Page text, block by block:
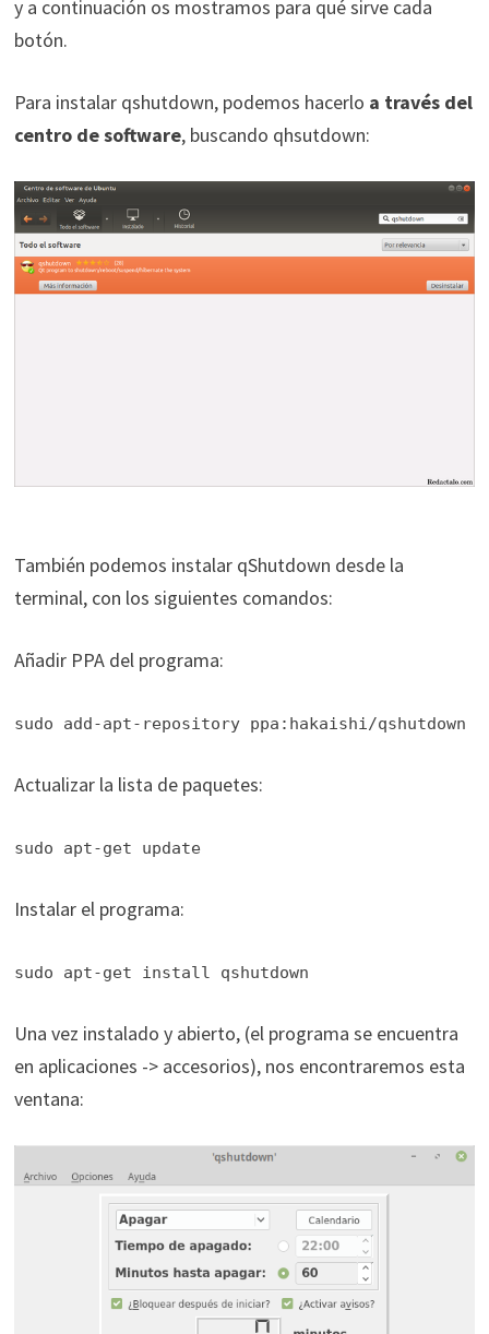
y a continuación os mostramos para qué sirve cada
botón.
Para instalar qshutdown, podemos hacerlo a través del
centro de software, buscando qhsutdown:
También podemos instalar qShutdown desde la
terminal, con los siguientes comandos:
Añadir PPA del programa:
sudo add-apt-repository ppa:hakaishi/qshutdown
Actualizar la lista de paquetes:
sudo apt-get update
Instalar el programa:
sudo apt-get install qshutdown
Una vez instalado y abierto, (el programa se encuentra
en aplicaciones -> accesorios), nos encontraremos esta
ventana: